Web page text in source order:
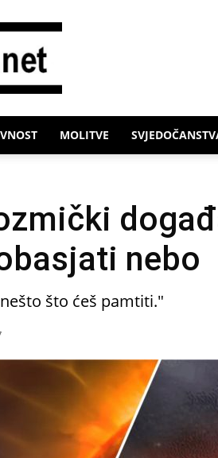
MOLITVE
nebo
što ćeš pamtiti."